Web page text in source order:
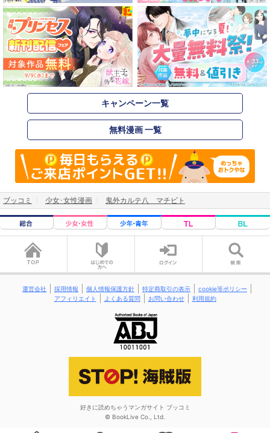
キャンペーン一覧
無料漫画 一覧
ブッコミ 少女･女性漫画 鬼外カルテ八 マチビト
運営会社 採用情報 個人情報保護方針 特定商取引の表示
cookie等ポリシー
アフィリエイト
よくある質問 お問い合わせ 利用規約
好きに読めちゃうマンガサイト ブッコミ
© BookLive Co., Ltd.